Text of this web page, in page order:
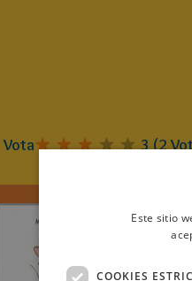
Vota 3(2
Este sitio
COOKIES